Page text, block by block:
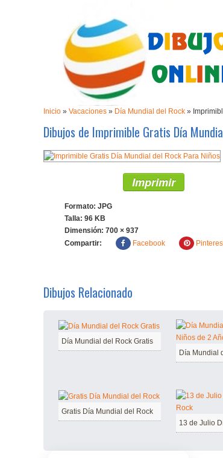
Inicio » Vacaciones » Día Mundial del Rock »
Dibujos de Imprimible Gratis Día
Imprimir
Formato: JPG
Talla: 96 KB
Dimensión: 700 × 937
Compartir:
Facebook
Dibujos Relacionado
Día Mundial del Rock Gratis
Gratis Día Mundial del Rock